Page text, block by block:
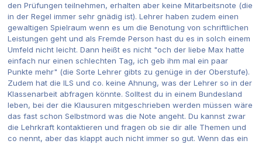
den Prüfungen teilnehmen, erhalten aber keine Mitarbeitsnote (die
in der Regel immer sehr gnädig ist). Lehrer haben zudem einen
gewaltigen Spielraum wenn es um die Benotung von schriftlichen
Leistungen geht und als Fremde Person hast du es in solch einem
Umfeld nicht leicht. Dann heißt es nicht "och der liebe Max hatte
einfach nur einen schlechten Tag, ich geb ihm mal ein paar
Punkte mehr" (die Sorte Lehrer gibts zu genüge in der Oberstufe).
Zudem hat die ILS und co. keine Ahnung, was der Lehrer so in der
Klassenarbeit abfragen könnte. Solltest du in einem Bundesland
leben, bei der die Klausuren mitgeschrieben werden müssen wäre
das fast schon Selbstmord was die Note angeht. Du kannst zwar
die Lehrkraft kontaktieren und fragen ob sie dir alle Themen und
co nennt, aber das klappt auch nicht immer so gut. Wenn das ein